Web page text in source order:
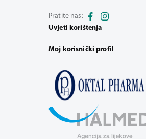
Pratite nas:
Uvjeti korištenja
Moj korisnički profil